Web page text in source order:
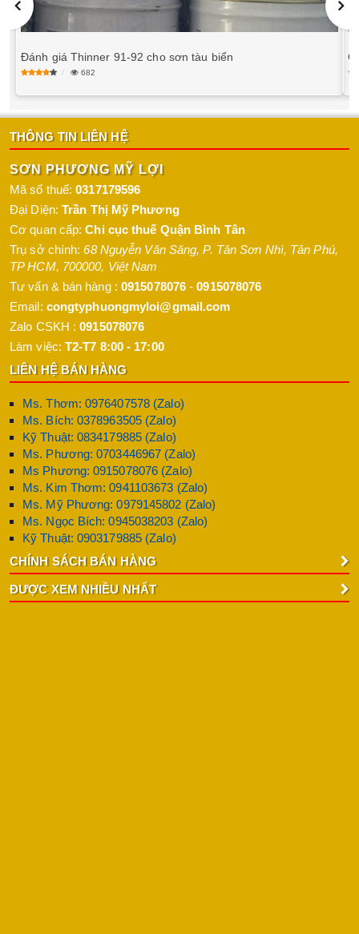
Đánh giá Thinner 91-92 cho sơn tàu biển
682
THÔNG TIN LIÊN HỆ
SƠN PHƯƠNG MỸ LỢI
Mã số thuế:0317179596
Đại Diện: Trần Thị Mỹ Phương
Cơ quan cấp:Chi cục thuế Quận Bình Tân
Trụ sở chính:68 Nguyễn Văn Săng, P. Tân Sơn Nhì, Tân Phú,
TP HCM, 700000, Việt Nam
Tư vấn & bán hàng : 0915078076 -0915078076
Email: congtyphuongmyloi@gmail.com
Zalo CSKH :0915078076
Làm việc: T2-T7 8:00 - 17:00
LIÊN HỆ BÁN HÀNG
Ms. Thơm: 0976407578 (Zalo)
Ms. Bích: 0378963505 (Zalo)
Kỹ Thuật: 0834179885 (Zalo)
Ms. Phương: 0703446967 (Zalo)
Ms Phương: 0915078076 (Zalo)
Ms. Kim Thơm: 0941103673 (Zalo)
Ms. Mỹ Phương: 0979145802 (Zalo)
Ms. Ngọc Bích: 0945038203 (Zalo)
Kỹ Thuật: 0903179885 (Zalo)
CHÍNH SÁCH BÁN HÀNG
ĐƯỢC XEM NHIỀU NHẤT